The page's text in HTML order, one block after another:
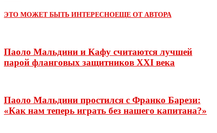
ЭТО МОЖЕТ БЫТЬ ИНТЕРЕСНОЕЩЕ ОТ АВТОРА
Паоло Мальдини и Кафу считаются лучшей
парой фланговых защитников XXI века
Паоло Мальдини простился с Франко Барези:
«Как нам теперь играть без нашего капитана?»